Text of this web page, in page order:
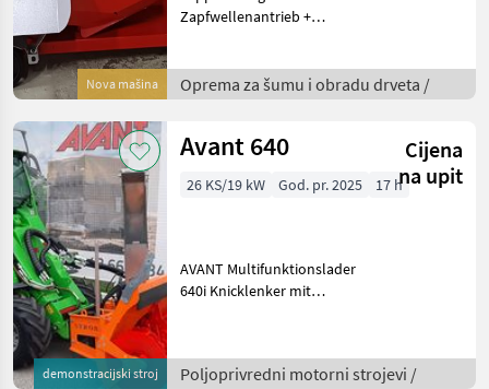
Nova mašina
Zapfwellenantrieb +
Übersetzungsverhältnis
Zapfwelle -> Sägeblatt
neigungsverste
Oprema za šumu i obradu drveta /
demonstracijski stroj
Avant 640
Cijena
na upit
26 KS/19 kW God. pr. 2025 17 h
AVANT Multifunktionslader
640i Knicklenker mit
Teleskophubarm -
Traktionskontrolle - zwei
Poljoprivredni motorni strojevi /